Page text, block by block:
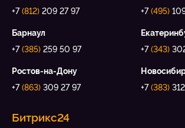
+7(812) 209 27 97
+7(495)
Барнаул
+7(385) 259 50 97
+7(343)
Ростов-на-Дону
+7(863) 309 27 97
+7(383)
Битрикс24